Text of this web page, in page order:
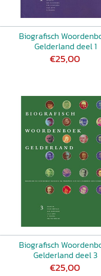
Biografisch
Gelderland deel 1
€25,00
Biografisch
Gelderland deel 3
€25,00